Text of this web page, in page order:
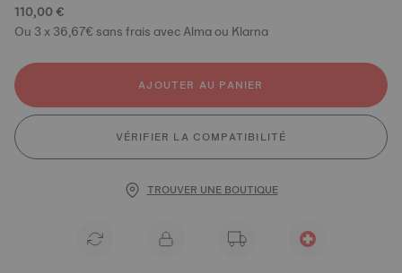
110,00 €
Ou 3 x 36,67€ sans frais avec Alma ou Klarna
AJOUTER AU PANIER
VÉRIFIER LA COMPATIBILITÉ
TROUVER UNE BOUTIQUE